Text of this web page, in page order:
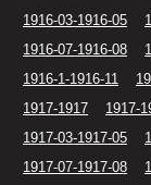
1916-03-1916-05
1916-07-1916-08
1916-1-1916-11
1917-1917
1917-
1917-03-1917-05
1917-07-1917-08